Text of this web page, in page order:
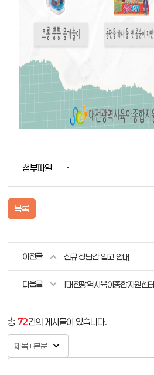
첨부파일 -
목록
이전글 신규 장난감 입고 안내
다음글
총 72건의 게시물이 있습니다.